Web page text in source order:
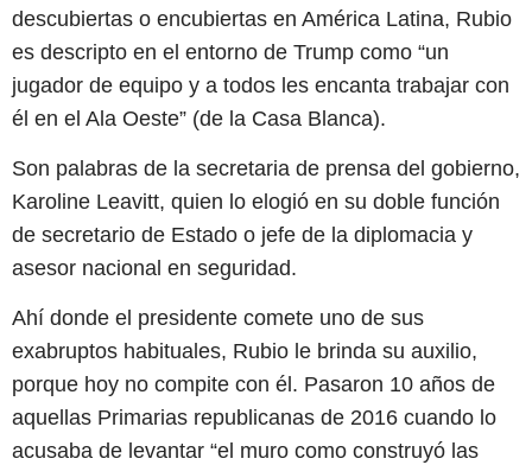
descubiertas o encubiertas en América Latina, Rubio
es descripto en el entorno de Trump como “un
jugador de equipo y a todos les encanta trabajar con
él en el Ala Oeste” (de la Casa Blanca).
Son palabras de la secretaria de prensa del gobierno,
Karoline Leavitt, quien lo elogió en su doble función
de secretario de Estado o jefe de la diplomacia y
asesor nacional en seguridad.
Ahí donde el presidente comete uno de sus
exabruptos habituales, Rubio le brinda su auxilio,
porque hoy no compite con él. Pasaron 10 años de
aquellas Primarias republicanas de 2016 cuando lo
acusaba de levantar “el muro como construyó las